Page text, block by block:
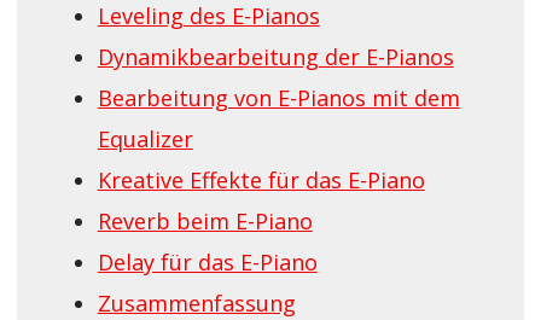
Leveling des E-Pianos
Dynamikbearbeitung der E-Pianos
Bearbeitung von E-Pianos mit dem
Equalizer
Kreative Effekte für das E-Piano
Reverb beim E-Piano
Delay für das E-Piano
Zusammenfassung